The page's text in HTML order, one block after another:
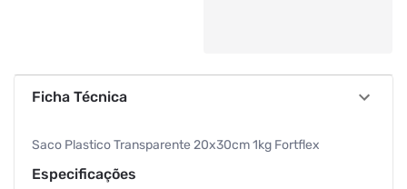
Ficha Técnica
Saco Plastico Transparente 20x30cm 1kg Fortflex
Especificações